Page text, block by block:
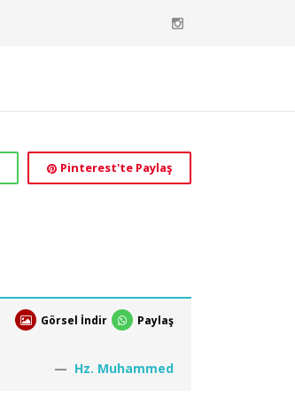
Pinterest'te Paylaş
Görsel İndir Paylaş
Hz. Muhammed